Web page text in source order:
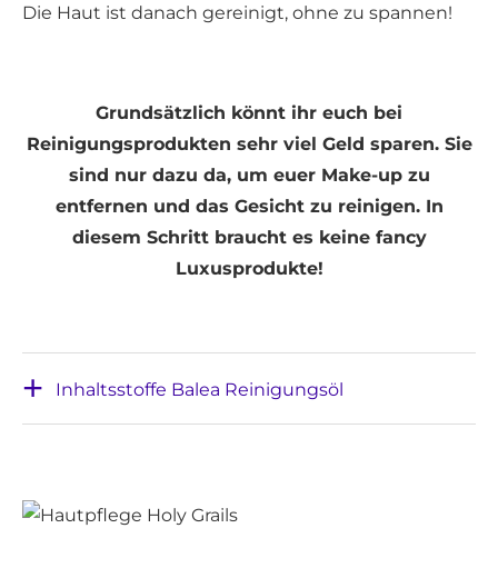
Die Haut ist danach gereinigt, ohne zu spannen!
Grundsätzlich könnt ihr euch bei
Reinigungsprodukten sehr viel Geld sparen. Sie
sind nur dazu da, um euer Make-up zu
entfernen und das Gesicht zu reinigen. In
diesem Schritt braucht es keine fancy
Luxusprodukte!
Inhaltsstoffe Balea Reinigungsöl